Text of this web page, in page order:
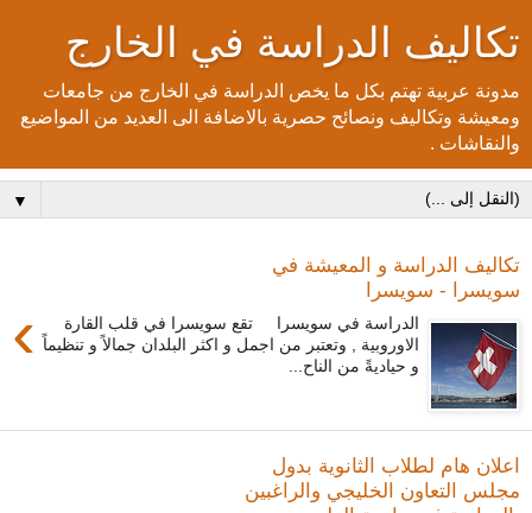
تكاليف الدراسة في الخارج
مدونة عربية تهتم بكل ما يخص الدراسة في الخارج من جامعات
ومعيشة وتكاليف ونصائح حصرية بالاضافة الى العديد من المواضيع
والنقاشات .
▼
تكاليف الدراسة و المعيشة في
سويسرا - سويسرا
›
الدراسة في سويسرا تقع سويسرا في قلب القارة
الاوروبية , وتعتبر من اجمل و اكثر البلدان جمالاً و تنظيماً
و حياديةً من الناح...
اعلان هام لطلاب الثانوية بدول
مجلس التعاون الخليجي والراغبين